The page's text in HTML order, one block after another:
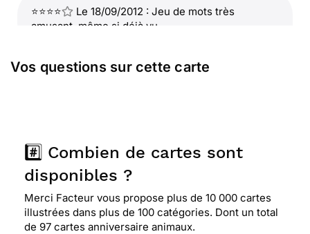
⭐⭐⭐⭐
Le 18/09/2012 : Jeu de mots très
amusant, même si déjà vu.
⭐⭐⭐⭐
Le 12/07/2012 : Je suis passionnée par la
⭐⭐⭐⭐⭐ Le 16/03/2012 : J'oublie toujours son
anniversaire
Vos questions sur cette carte
#️⃣ Combien de cartes sont
disponibles ?
Merci Facteur vous propose plus de 10 000 cartes
illustrées dans plus de 100 catégories. Dont un total
de 97 cartes anniversaire animaux.